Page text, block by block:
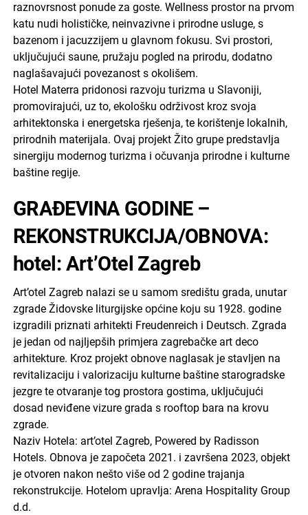
raznovrsnost ponude za goste. Wellness prostor na prvom
katu nudi holističke, neinvazivne i prirodne usluge, s
bazenom i jacuzzijem u glavnom fokusu. Svi prostori,
uključujući saune, pružaju pogled na prirodu, dodatno
naglašavajući povezanost s okolišem.
Hotel Materra pridonosi razvoju turizma u Slavoniji,
promovirajući, uz to, ekološku održivost kroz svoja
arhitektonska i energetska rješenja, te korištenje lokalnih,
prirodnih materijala. Ovaj projekt Žito grupe predstavlja
sinergiju modernog turizma i očuvanja prirodne i kulturne
baštine regije.
GRAĐEVINA GODINE –
REKONSTRUKCIJA/OBNOVA:
hotel: Art’Otel Zagreb
Art’otel Zagreb nalazi se u samom središtu grada, unutar
zgrade Židovske liturgijske općine koju su 1928. godine
izgradili priznati arhitekti Freudenreich i Deutsch. Zgrada
je jedan od najljepših primjera zagrebačke art deco
arhitekture. Kroz projekt obnove naglasak je stavljen na
revitalizaciju i valorizaciju kulturne baštine starogradske
jezgre te otvaranje tog prostora gostima, uključujući
dosad neviđene vizure grada s rooftop bara na krovu
zgrade.
Naziv Hotela: art’otel Zagreb, Powered by Radisson
Hotels. Obnova je započeta 2021. i završena 2023, objekt
je otvoren nakon nešto više od 2 godine trajanja
rekonstrukcije. Hotelom upravlja: Arena Hospitality Group
d.d.